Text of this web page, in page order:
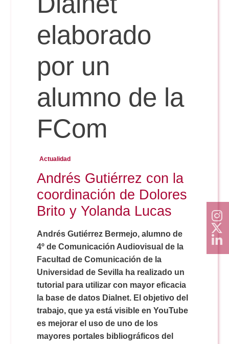
Comunicación Audiovisual
Doble Grado PER/CAV
#YoPractico
Boletines
elaborado
por un
alumno de la
FCom
Actualidad
Andrés Gutiérrez con la
coordinación de Dolores
Brito y Yolanda Lucas
Andrés Gutiérrez Bermejo, alumno de
4º de Comunicación Audiovisual de la
Facultad de Comunicación de la
Universidad de Sevilla ha realizado un
tutorial para utilizar con mayor eficacia
la base de datos Dialnet. El objetivo del
trabajo, que ya está visible en YouTube
es mejorar el uso de uno de los
mayores portales bibliográficos del